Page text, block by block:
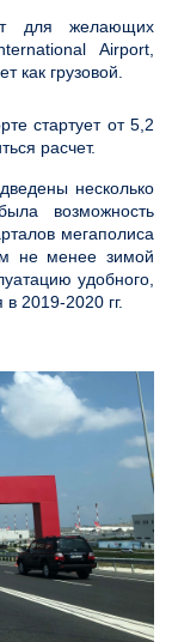
для желающих
Airport,
как грузовой.
стартует от 5,2
расчет.
несколько
возможность
мегаполиса
не менее зимой
удобного,
2019-2020 гг.